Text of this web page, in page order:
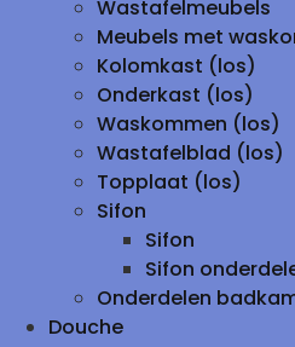
Wastafelmeubels
Meubels met
Kolomkast (los)
Onderkast (los)
Waskommen (los)
Wastafelblad (los)
Topplaat (los)
Sifon
Sifon
Sifon
Onderdelen
Douche